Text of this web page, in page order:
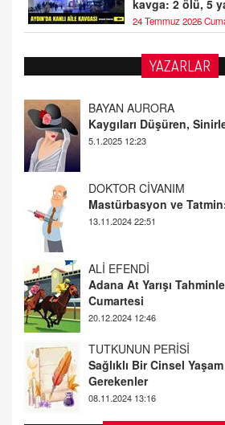
kavga: 2 ölü, 5
24 Temmuz 2026
YAZARLAR
DOKTOR CİVANIM
Mastürbasyon ve
13.11.2024 22:51
ALİ EFENDİ
Adana At Yarışı
Cumartesi
TUTKUNUN PERİSİ
Sağlıklı Bir Cinsel
Gerekenler
08.11.2024 13:16
FARUK ÖNALAN
Tezkere
2 Kasım 2021 Salı 00:11